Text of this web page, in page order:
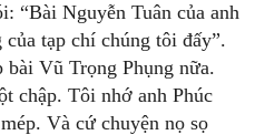
“Bài Nguyễn Tuân của anh
tạp chí chúng tôi đấy”.
Vũ Trọng Phụng nữa.
chập. Tôi nhớ anh Phúc
Và cứ chuyện nọ sọ